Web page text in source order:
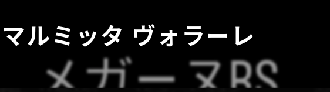
マルミッタ ヴォラーレ